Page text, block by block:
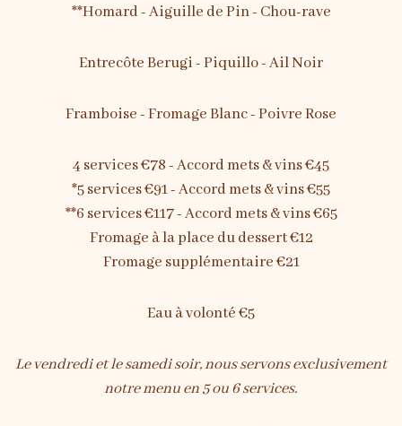
**Homard - Aiguille de Pin - Chou-rave
Entrecôte Berugi - Piquillo - Ail Noir
Framboise - Fromage Blanc - Poivre Rose
4 services €78 - Accord mets & vins €45
*5 services €91 - Accord mets & vins €55
**6 services €117 - Accord mets & vins €65
Fromage à la place du dessert €12
Fromage supplémentaire €21
Eau à volonté €5
Le vendredi et le samedi soir, nous servons exclusivement
notre menu en 5 ou 6 services.